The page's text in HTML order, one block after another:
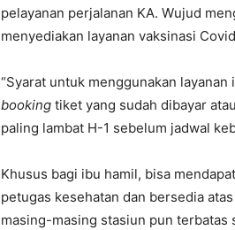
pelayanan perjalanan KA. Wujud
menyediakan layanan vaksinasi
“Syarat untuk menggunakan
booking tiket yang sudah dibayar
paling lambat H-1 sebelum jadwal
Khusus bagi ibu hamil, bisa
petugas kesehatan dan bersedia
masing-masing stasiun pun terbatas